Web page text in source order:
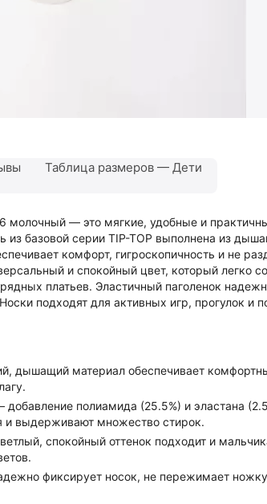
Таблица размеров — Дети
молочный — это мягкие, удобные и
из базовой серии TIP-TOP выполнена из
комфорт, гигроскопичность и не
и спокойный цвет, который легко
платьев. Эластичный паголенок
подходят для активных игр, прогулок и
дышащий материал обеспечивает
добавление полиамида (25.5%) и эластана
и выдерживают множество стирок.
спокойный оттенок подходит и
фиксирует носок, не пережимает